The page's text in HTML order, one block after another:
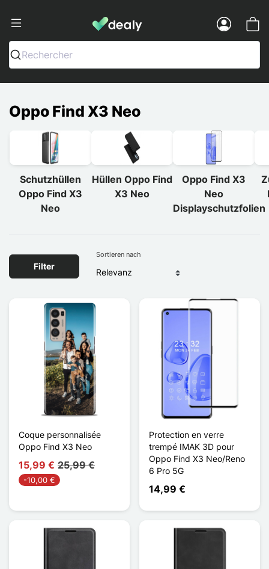
Dealy - Hüllen und Zubehör für
Rechercher
Oppo Find X3 Neo
Schutzhüllen
Oppo Find X3
Neo
Hüllen Oppo Find
X3 Neo
Oppo Find X3
Neo
Displayschutzfolien
Filter
Sortieren nach
Coque personnalisée
Oppo Find X3 Neo
15,99 € 25,99 €
-10,00 €
Protection en verre
trempé IMAK 3D pour
Oppo Find X3 Neo/Reno
6 Pro 5G
14,99 €